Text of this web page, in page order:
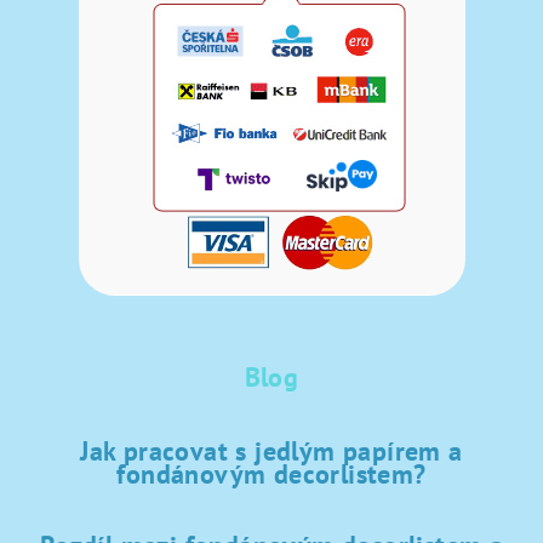
Blog
Jak pracovat s jedlým papírem a
fondánovým decorlistem?